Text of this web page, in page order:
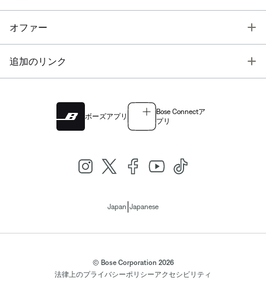
オファー
追加のリンク
ボーズアプリ
Bose Connectア
プリ
Japan Japanese
© Bose Corporation 2026
法律上のプライバシーポリシーアクセシビリティ